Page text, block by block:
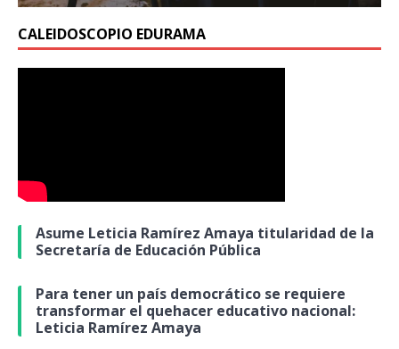
CALEIDOSCOPIO EDURAMA
Asume Leticia Ramírez Amaya titularidad de la
Secretaría de Educación Pública
Para tener un país democrático se requiere
transformar el quehacer educativo nacional:
Leticia Ramírez Amaya